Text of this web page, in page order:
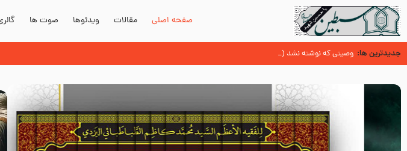
صفحه اصلی مقالات ویدئوها صوت ها
جدیدترین ها: وصیتی که نوشته نشد (حدیث قرطاس)
حدیث قرطاس (منابع شیعه)
‌‌‌‌‌‌‌داستان ترور نافرجام رسول خدا صلی الله علیه و آله – شهادت پیامبر اکرم صلی الله علیه و آله